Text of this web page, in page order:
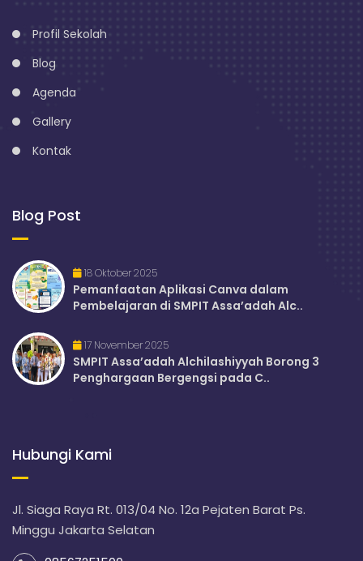
Profil Sekolah
Blog
Agenda
Gallery
Kontak
Blog Post
18 Oktober 2025
Pemanfaatan Aplikasi Canva dalam
Pembelajaran di SMPIT Assa’adah Alc..
17 November 2025
SMPIT Assa’adah Alchilashiyyah Borong 3
Penghargaan Bergengsi pada C..
Hubungi Kami
Jl. Siaga Raya Rt. 013/04 No. 12a Pejaten Barat Ps.
Minggu Jakarta Selatan